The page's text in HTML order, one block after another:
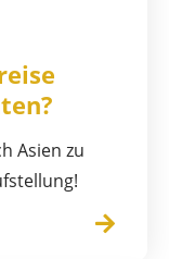
Asien zu